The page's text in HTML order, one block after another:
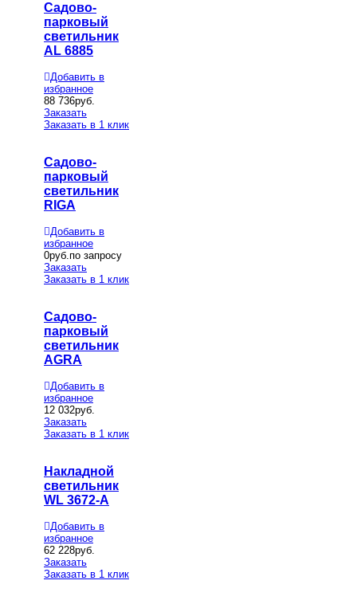
Садово-
парковый
светильник
AL 6885
Добавить в
избранное
88 736руб.
Заказать
Заказать в 1 клик
Садово-
парковый
светильник
RIGA
Добавить в
избранное
0руб.по запросу
Заказать
Заказать в 1 клик
Садово-
парковый
светильник
AGRA
Добавить в
избранное
12 032руб.
Заказать
Заказать в 1 клик
Накладной
светильник
WL 3672-A
Добавить в
избранное
62 228руб.
Заказать
Заказать в 1 клик